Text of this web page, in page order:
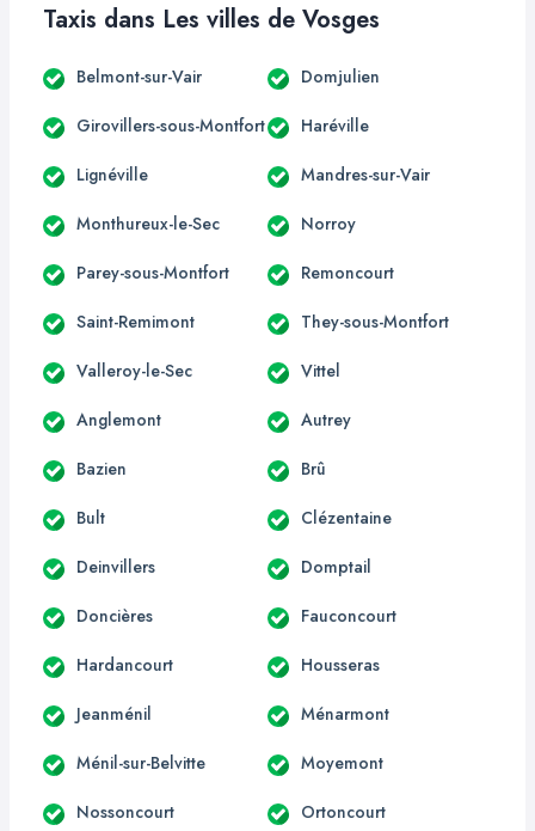
Taxis dans Les villes de Vosges
Belmont-sur-Vair Domjulien
Girovillers-sous-Montfort Haréville
Lignéville Mandres-sur-Vair
Monthureux-le-Sec Norroy
Parey-sous-Montfort Remoncourt
Saint-Remimont They-sous-Montfort
Valleroy-le-Sec Vittel
Anglemont Autrey
Bazien Brû
Bult Clézentaine
Deinvillers Domptail
Doncières Fauconcourt
Hardancourt Housseras
Jeanménil Ménarmont
Ménil-sur-Belvitte Moyemont
Nossoncourt Ortoncourt